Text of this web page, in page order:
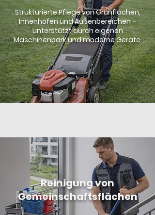
Strukturierte Pflege von Grünflächen,
Innenhöfen und Außenbereichen –
unterstützt durch eigenen
Maschinenpark und moderne Geräte.
Reinigung von
Gemeinschaftsflächen